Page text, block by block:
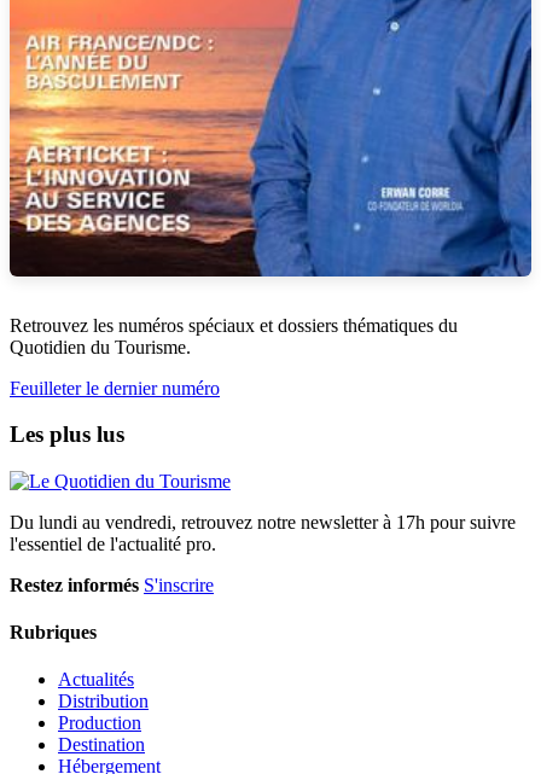
Retrouvez les numéros spéciaux et dossiers thématiques du
Quotidien du Tourisme.
Feuilleter le dernier numéro
Les plus lus
Du lundi au vendredi, retrouvez notre newsletter à 17h pour suivre
l'essentiel de l'actualité pro.
Restez informés S'inscrire
Rubriques
Actualités
Distribution
Production
Destination
Hébergement